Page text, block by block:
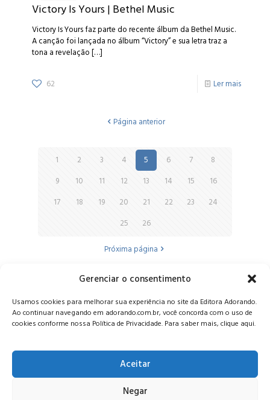
Gerenciar o consentimento
Usamos cookies para melhorar sua experiência no site da Editora Adorando.
Ao continuar navegando em adorando.com.br, você concorda com o uso de
cookies conforme nossa Política de Privacidade. Para saber mais, clique aqui.
Aceitar
Negar
Victory Is Yours | Bethel Music
Victory Is Yours faz parte do recente álbum da Bethel Music.
A canção foi lançada no álbum “Victory” e sua letra traz a
tona a revelação[…]
62 Ler mais
Página anterior
1 2 3 4 5 6 7
8
9
10 11 12 13 14 15
16
17
18 19 20 21 22 23
24
25
26
Próxima página
Alameda Oscar Niemeyer, 1033 – 7º Andar - Portaria 04, Vila da
Serra - Nova Lima/MG, CEP: 34006-065 - MG
CONTATO:editora@adorando.com.br